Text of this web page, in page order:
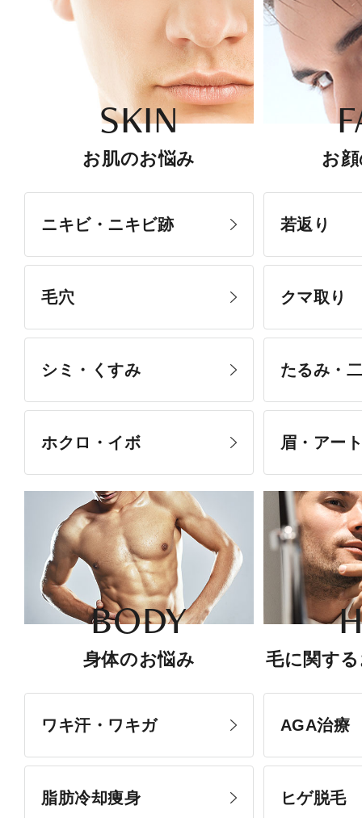
SKIN
お肌のお悩み
ニキビ・ニキビ跡
毛穴
シミ・くすみ
ホクロ・イボ
お
若返り
クマ取り
たるみ・
眉・アー
BODY
身体のお悩み
ワキ汗・ワキガ
脂肪冷却痩身
毛に関す
AGA治療
ヒゲ脱毛